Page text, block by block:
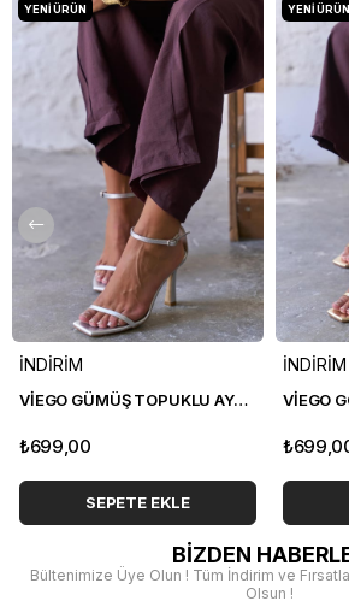
İNDİRİM
VİEGO GÜMÜŞ TOPUKLU AYAKKABI
₺699,00
SEPETE EKLE
YENI ÜRÜN
İNDİRİM
YENI ÜRÜN
BİZDEN
Bültenimize Üye Olun ! Tüm İndirim ve
Olsun !